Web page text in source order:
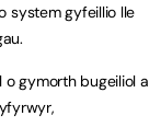
system gyfeillio lle
gymorth bugeiliol a